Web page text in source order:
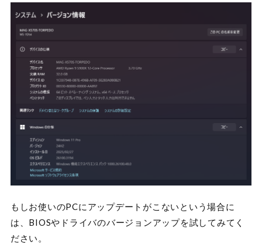
もしお使いのPCにアップデートがこないという場合に
は、BIOSやドライバのバージョンアップを試してみてく
ださい。